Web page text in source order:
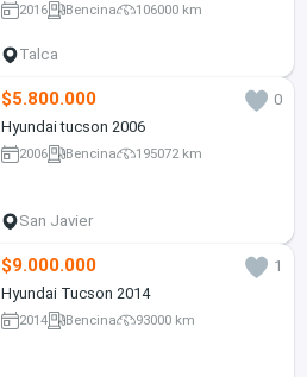
2016 Bencina 106000 km
Talca
$5.800.000
0
Hyundai tucson 2006
2006 Bencina 195072 km
San Javier
$9.000.000
1
Hyundai Tucson 2014
2014 Bencina 93000 km